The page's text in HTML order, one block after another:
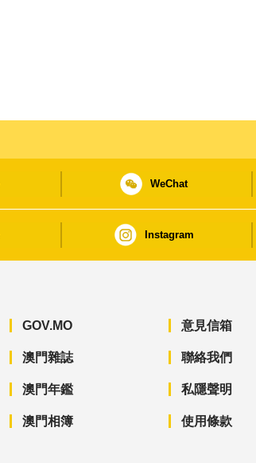
WeChat
Instagram
GOV.MO
澳門雜誌
澳門年鑑
澳門相簿
意見信箱
聯絡我們
私隱聲明
使用條款